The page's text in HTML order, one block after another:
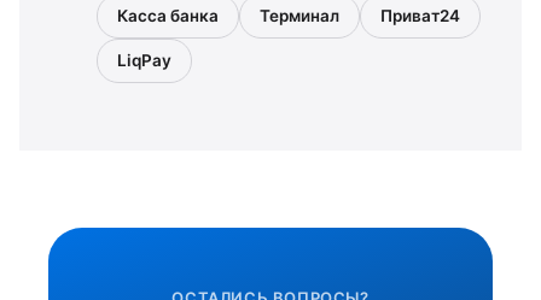
Касса банка Терминал Приват24
LiqPay